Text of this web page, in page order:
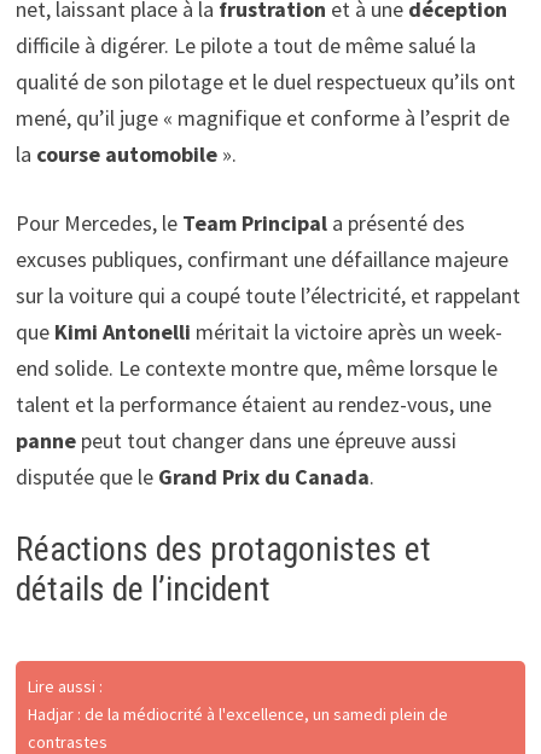
net, laissant place à la frustration et à une déception
difficile à digérer. Le pilote a tout de même salué la
qualité de son pilotage et le duel respectueux qu’ils ont
mené, qu’il juge « magnifique et conforme à l’esprit de
la course automobile».
Pour Mercedes, le Team Principala présenté des
excuses publiques, confirmant une défaillance majeure
sur la voiture qui a coupé toute l’électricité, et rappelant
que Kimi Antonelli méritait la victoire après un week-
end solide. Le contexte montre que, même lorsque le
talent et la performance étaient au rendez-vous, une
pannepeut tout changer dans une épreuve aussi
disputée que le Grand Prix du Canada.
Réactions des protagonistes et
détails de l’incident
Lire aussi :
Hadjar : de la médiocrité à l'excellence, un samedi plein de
contrastes